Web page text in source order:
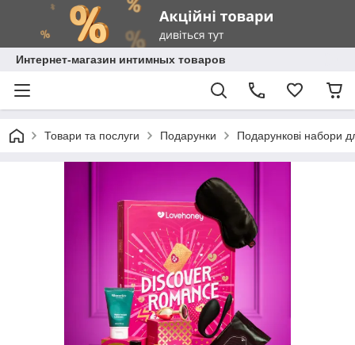
Интернет-магазин интимных товаров
Товари та послуги Подарунки Подарункові набори